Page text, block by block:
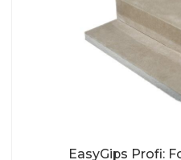
EasyGips Profi: